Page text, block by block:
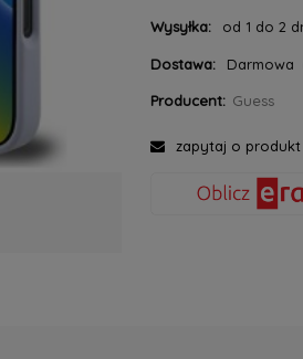
Wysyłka: od 1 do 2
Dostawa: Darmowa
płatności
Producent: Guess
zapytaj o produkt